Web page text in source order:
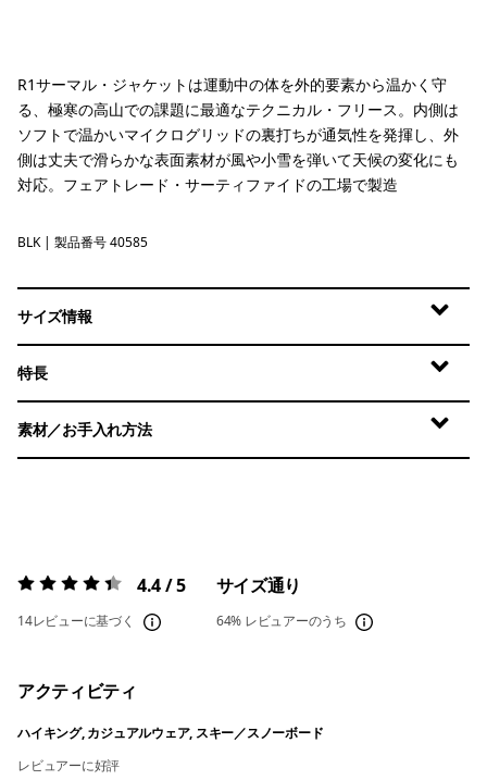
R1サーマル・ジャケットは運動中の体を外的要素から温かく守
る、極寒の高山での課題に最適なテクニカル・フリース。内側は
ソフトで温かいマイクログリッドの裏打ちが通気性を発揮し、外
側は丈夫で滑らかな表面素材が風や小雪を弾いて天候の変化にも
対応。フェアトレード・サーティファイドの工場で製造
Black
BLK | 製品番号 40585
サイズ情報
特長
素材／お手入れ方法
評価:4.4 / 5 4.4 / 5
14レビューに基づく
サイズ通り
64% レビュアーのうち
アクティビティ
ハイキング, カジュアルウェア, スキー／スノーボード
レビュアーに好評